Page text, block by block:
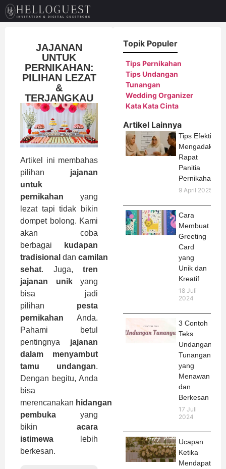
JAJANAN
UNTUK
PERNIKAHAN:
PILIHAN LEZAT
&
TERJANGKAU
Artikel ini membahas
pilihan jajanan
untuk
pernikahan yang
lezat tapi tidak bikin
dompet bolong. Kami
akan coba
berbagai
kudapan
tradisional dan camilan
sehat. Juga, tren
jajanan unikyang
bisa jadi
pilihan pesta
pernikahan Anda.
Pahami betul
pentingnya jajanan
dalam menyambut
tamu undangan.
Dengan begitu, Anda
bisa
merencanakan hidangan
pembuka yang
bikin acara
istimewa lebih
berkesan.
Topik Populer
Tips Pernikahan
Tips Undangan
Tunangan
Wedding Organizer
Kata Kata Cinta
Artikel Lainnya
Tips Efektif
Mengadakan
Rapat
Panitia
Pernikahan
9 April 2025
Cara
Membuat
Greeting
Card
yang
Unik dan
Kreatif
18 Juli
2024
3 Contoh
Teks
Undangan
Tunangan
yang
Menawan
dan
Berkesan
17 Juli
2024
Ucapan
Ketika
Mendapat